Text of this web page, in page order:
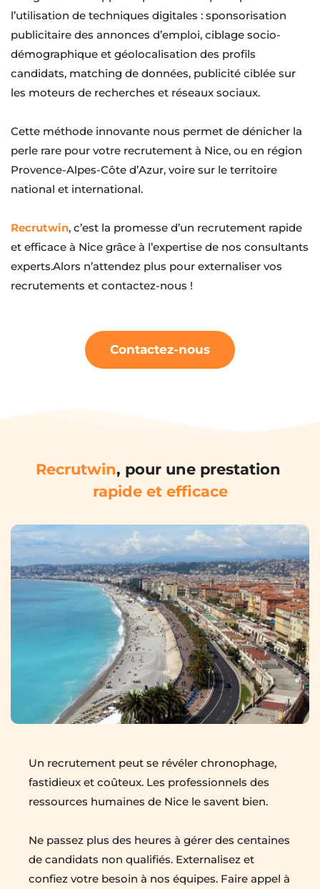
l’utilisation de techniques digitales : sponsorisation
publicitaire des annonces d’emploi, ciblage socio-
démographique et géolocalisation des profils
candidats, matching de données, publicité ciblée sur
les moteurs de recherches et réseaux sociaux.
Cette méthode innovante nous permet de dénicher la
perle rare pour votre recrutement à Nice, ou en région
Provence-Alpes-Côte d’Azur, voire sur le territoire
national et international.
Recrutwin, c’est la promesse d’un recrutement rapide
et efficace à Nice grâce à l’expertise de nos consultants
experts.Alors n’attendez plus pour externaliser vos
recrutements et contactez-nous !
Contactez-nous
Recrutwin
rapide et efficace
Un recrutement peut se révéler chronophage,
fastidieux et coûteux. Les professionnels des
ressources humaines de Nice le savent bien.
Ne passez plus des heures à gérer des centaines
de candidats non qualifiés. Externalisez et
confiez votre besoin à nos équipes. Faire appel à